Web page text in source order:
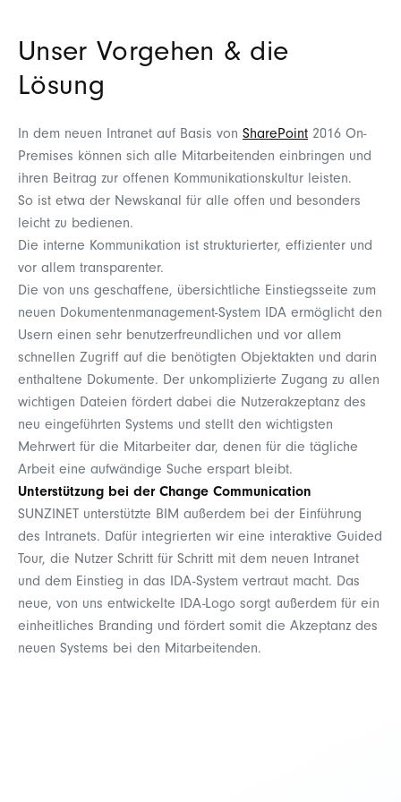
Unser Vorgehen & die
Lösung
In dem neuen Intranet auf Basis von SharePoint 2016 On-
Premises können sich alle Mitarbeitenden einbringen und
ihren Beitrag zur offenen Kommunikationskultur leisten.
So ist etwa der Newskanal für alle offen und besonders
leicht zu bedienen.
Die interne Kommunikation ist strukturierter, effizienter und
vor allem transparenter.
Die von uns geschaffene, übersichtliche Einstiegsseite zum
neuen Dokumentenmanagement-System IDA ermöglicht den
Usern einen sehr benutzerfreundlichen und vor allem
schnellen Zugriff auf die benötigten Objektakten und darin
enthaltene Dokumente. Der unkomplizierte Zugang zu allen
wichtigen Dateien fördert dabei die Nutzerakzeptanz des
neu eingeführten Systems und stellt den wichtigsten
Mehrwert für die Mitarbeiter dar, denen für die tägliche
Arbeit eine aufwändige Suche erspart bleibt.
Unterstützung bei der Change Communication
SUNZINET unterstützte BIM außerdem bei der Einführung
des Intranets. Dafür integrierten wir eine interaktive Guided
Tour, die Nutzer Schritt für Schritt mit dem neuen Intranet
und dem Einstieg in das IDA-System vertraut macht. Das
neue, von uns entwickelte IDA-Logo sorgt außerdem für ein
einheitliches Branding und fördert somit die Akzeptanz des
neuen Systems bei den Mitarbeitenden.